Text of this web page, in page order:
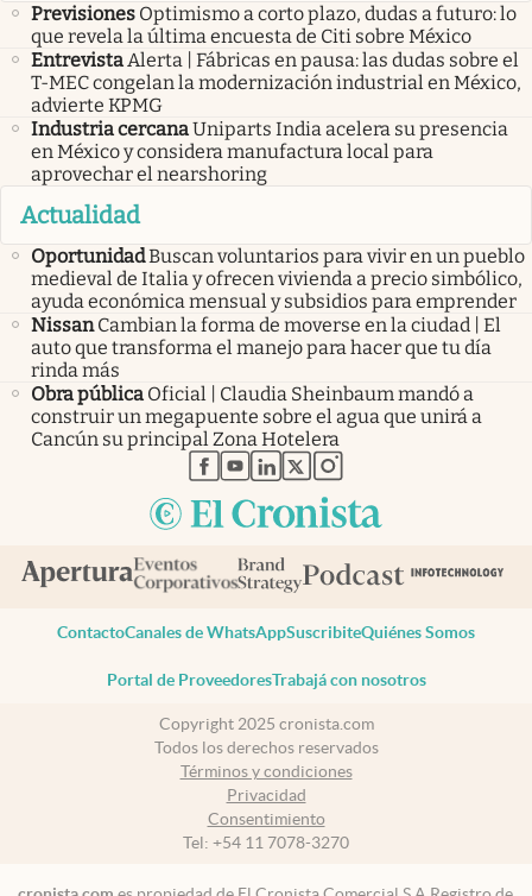
Previsiones Optimismo a corto plazo, dudas a futuro: lo
que revela la última encuesta de Citi sobre México
Entrevista Alerta | Fábricas en pausa: las dudas sobre el
T-MEC congelan la modernización industrial en México,
advierte KPMG
Industria cercanaUniparts India acelera su presencia
en México y considera manufactura local para
aprovechar el nearshoring
Actualidad
OportunidadBuscan voluntarios para vivir en un pueblo
medieval de Italia y ofrecen vivienda a precio simbólico,
ayuda económica mensual y subsidios para emprender
Nissan Cambian la forma de moverse en la ciudad | El
auto que transforma el manejo para hacer que tu día
rinda más
Obra pública Oficial | Claudia Sheinbaum mandó a
construir un megapuente sobre el agua que unirá a
Cancún su principal Zona Hotelera
abre en nueva pestaña
abre en nueva pestaña
abre en nueva pestaña
abre en nueva pestaña
abre en nueva pestaña
ContactoCanales de WhatsAppSuscribiteQuiénes Somos
Portal de ProveedoresTrabajá con nosotros
Copyright 2025 cronista.com
Todos los derechos reservados
Términos y condiciones
Privacidad
Consentimiento
Tel: +54 11 7078-3270